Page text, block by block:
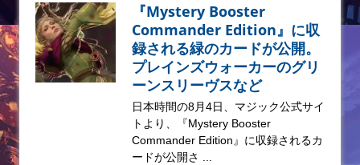
『Mystery Booster
Commander Edition』に収
録される緑のカードが公開。
プレインズウォーカーのグリ
ーンスリーヴスなど
日本時間の8月4日、マジック公式サイ
トより、『Mystery Booster
Commander Edition』に収録されるカ
ードが公開さ ...